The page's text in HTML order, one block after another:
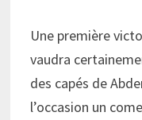
Une première
vaudra
des capés de
l’occasion un